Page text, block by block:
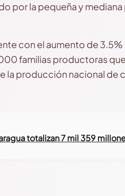
por la pequeña y
con el aumento de
familias productoras
la producción nacional de
totalizan 7 mil 359